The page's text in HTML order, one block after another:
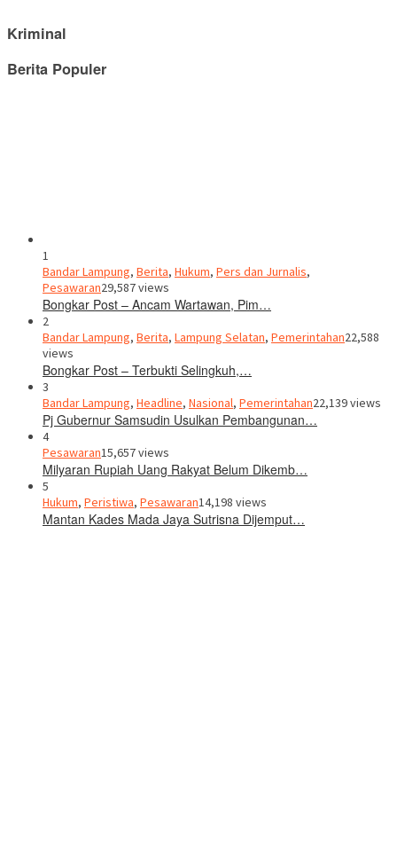
Kriminal
Berita Populer
1
Bandar Lampung, Berita, Hukum, Pers dan Jurnalis,
Pesawaran29,587 views
Bongkar Post – Ancam Wartawan, Pim…
2
Bandar Lampung, Berita, Lampung Selatan, Pemerintahan22,588
views
Bongkar Post – Terbukti Selingkuh,…
3
Bandar Lampung, Headline, Nasional, Pemerintahan22,139 views
Pj Gubernur Samsudin Usulkan Pembangunan…
4
Pesawaran15,657 views
Milyaran Rupiah Uang Rakyat Belum Dikemb…
5
Hukum, Peristiwa, Pesawaran14,198 views
Mantan Kades Mada Jaya Sutrisna Dijemput…